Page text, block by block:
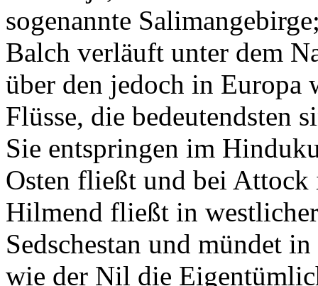
sogenannte
Balch verläuft unter dem
über den jedoch in Europa
Flüsse, die bedeutendsten
Sie entspringen im
Osten fließt und bei
Hilmend fließt in
Sedschestan und mündet
wie der Nil die